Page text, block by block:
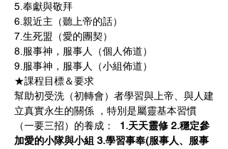
5.奉獻與敬拜
6.親近主（聽上帝的話）
7.生死盟（愛的團契）
8.服事神，服事人（個人佈道）
9.服事神，服事人（小組佈道）
★課程目標＆要求
幫助初受洗（初轉會）者學習與上帝、與人建
立真實永生的關係 ，特別是屬靈基本習慣
（一要三招）的養成：
1.天天靈修 2.穩定參
加愛的小隊與小組 3.學習事奉(服事人、服事